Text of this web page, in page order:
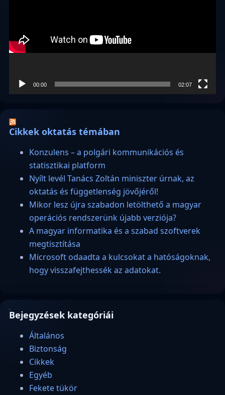
00:00 02:07
Cikkek oktatás témában
Konzulens – a polgári kommunikációs és
statisztikai platform
Nyílt levél Tanács Zoltán miniszter úrnak, az
oktatás és függetlenség jövőjéről!
Mikor lesz újra szabadon letölthető a magyar
operációs rendszerünk újabb verziója?
A magyar informatika és a szabad szoftverek
megtisztítása
Microsoft odaadta a kulcsokat a hatóságoknak,
hogy visszafejthessék az adatokat.
Bejegyzések kategóriái
Általános
Biztonság
Cikkek
Egyéb
Fekete tükör